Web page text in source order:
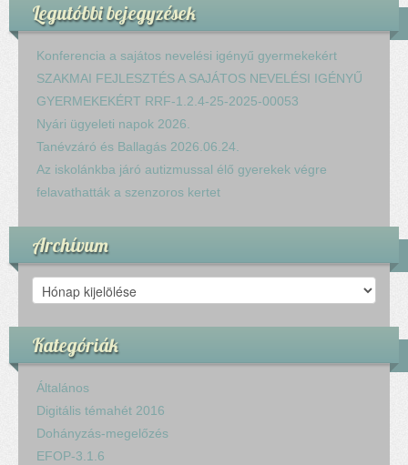
Legutóbbi bejegyzések
Konferencia a sajátos nevelési igényű gyermekekért
SZAKMAI FEJLESZTÉS A SAJÁTOS NEVELÉSI IGÉNYŰ
GYERMEKEKÉRT RRF-1.2.4-25-2025-00053
Nyári ügyeleti napok 2026.
Tanévzáró és Ballagás 2026.06.24.
Az iskolánkba járó autizmussal élő gyerekek végre
felavathatták a szenzoros kertet
Archívum
Archívum
Kategóriák
Általános
Digitális témahét 2016
Dohányzás-megelőzés
EFOP-3.1.6